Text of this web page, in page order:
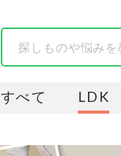
すべて LDK